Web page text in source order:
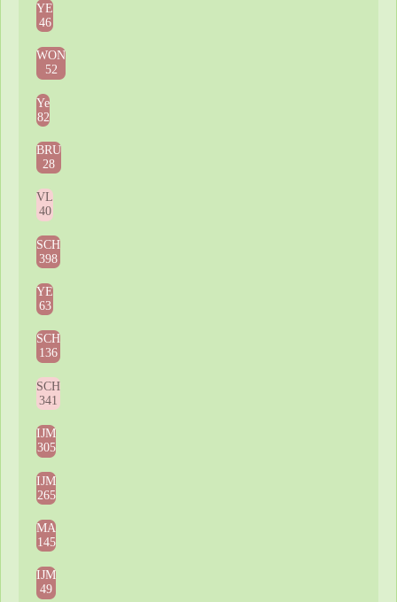
YE
46
WON
52
Ye
82
BRU
28
VL
40
SCH
398
YE
63
SCH
136
SCH
341
IJM
305
IJM
265
MA
145
IJM
49